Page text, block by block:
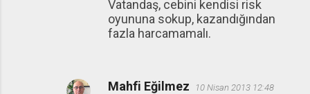
Vatandaş, cebini kendisi risk
oyununa sokup, kazandığından
fazla harcamamalı.
Mahfi Eğilmez 10 Nisan 2013 12:48